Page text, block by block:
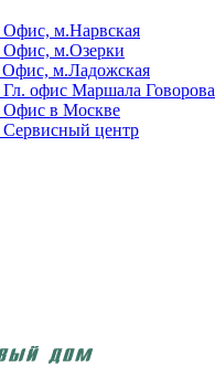
Офис, м.Нарвская
Офис, м.Озерки
Офис, м.Ладожская
Гл. офис Маршала Говорова
Офис в Москве
Сервисный центр